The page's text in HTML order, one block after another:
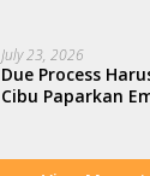
July 23, 2026
Due Process
Cibu Paparkan